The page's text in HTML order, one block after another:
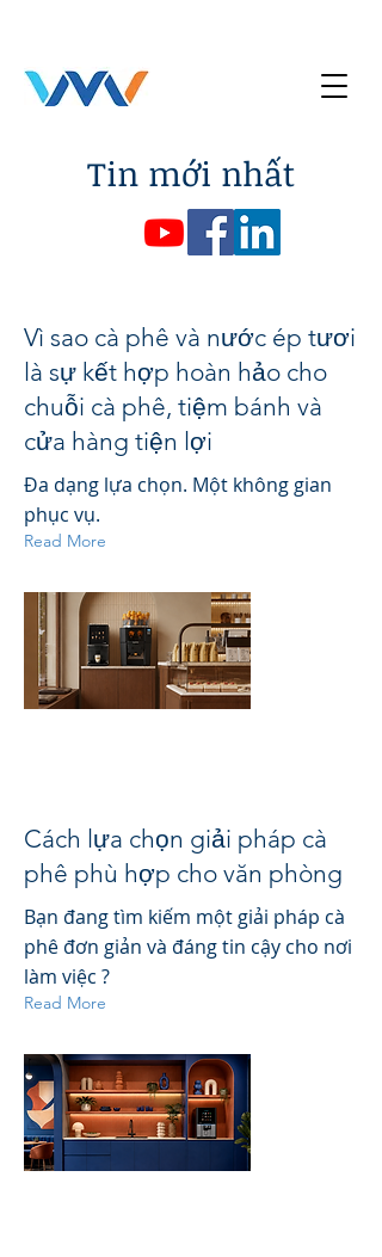
Tin mới nhất
Vì sao cà phê và nước ép tươi
là sự kết hợp hoàn hảo cho
chuỗi cà phê, tiệm bánh và
cửa hàng tiện lợi
Đa dạng lựa chọn. Một không gian
phục vụ.
Read More
Cách lựa chọn giải pháp cà
phê phù hợp cho văn phòng
Bạn đang tìm kiếm một giải pháp cà
phê đơn giản và đáng tin cậy cho nơi
làm việc ?
Read More